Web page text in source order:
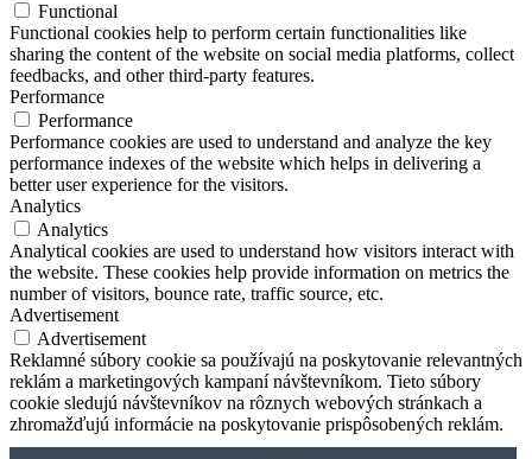
Functional
Functional cookies help to perform certain functionalities like
sharing the content of the website on social media platforms, collect
feedbacks, and other third-party features.
Performance
Performance
Performance cookies are used to understand and analyze the key
performance indexes of the website which helps in delivering a
better user experience for the visitors.
Analytics
Analytics
Analytical cookies are used to understand how visitors interact with
the website. These cookies help provide information on metrics the
number of visitors, bounce rate, traffic source, etc.
Advertisement
Advertisement
Reklamné súbory cookie sa používajú na poskytovanie relevantných
reklám a marketingových kampaní návštevníkom. Tieto súbory
cookie sledujú návštevníkov na rôznych webových stránkach a
zhromažďujú informácie na poskytovanie prispôsobených reklám.